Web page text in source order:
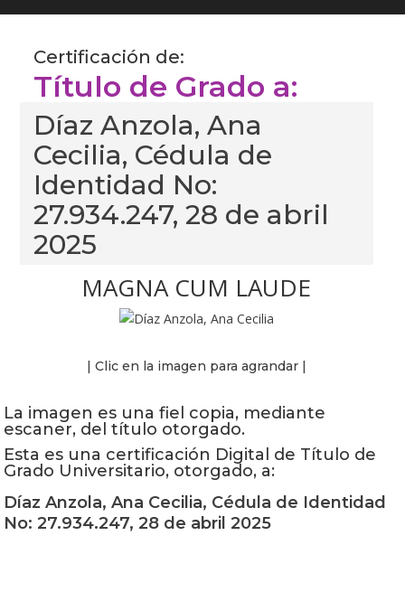
Certificación de:
Título de Grado a:
Díaz Anzola, Ana
Cecilia, Cédula de
Identidad No:
27.934.247, 28 de abril
2025
MAGNA CUM LAUDE
| Clic en la imagen para agrandar |
La imagen es una fiel copia, mediante
escaner, del título otorgado.
Esta es una certificación Digital de Título de
Grado Universitario, otorgado, a:
Díaz Anzola, Ana Cecilia, Cédula de Identidad
No: 27.934.247, 28 de abril 2025